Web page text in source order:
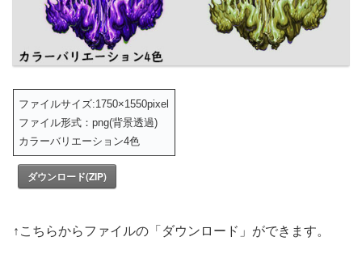
ファイルサイズ:1750×1550pixel
ファイル形式：png(背景透過)
カラーバリエーション4色
ダウンロード(ZIP)
↑こちらからファイルの「ダウンロード」ができます。